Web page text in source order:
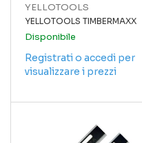
YELLOTOOLS
YELLOTOOLS TIMBERMAXX
Disponibile
Registrati o accedi per
visualizzare i prezzi